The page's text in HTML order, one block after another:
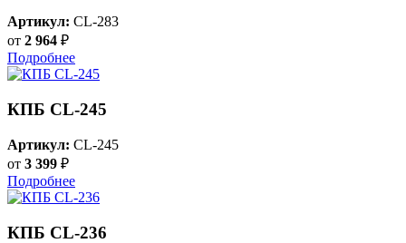
Артикул: CL-283
от 2 964 ₽
Подробнее
КПБ CL-245
Артикул: CL-245
от 3 399 ₽
Подробнее
КПБ CL-236